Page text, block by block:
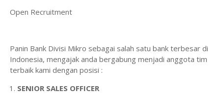
Open Recruitment
Panin Bank Divisi Mikro sebagai salah satu bank terbesar di
Indonesia, mengajak anda bergabung menjadi anggota tim
terbaik kami dengan posisi :
SENIOR SALES OFFICER